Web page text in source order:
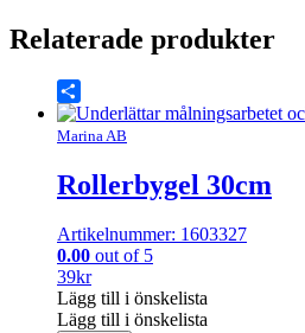
Relaterade produkter
Share
Marina AB
Rollerbygel 30cm
Artikelnummer: 1603327
0.00 out of 5
39kr
Lägg till i önskelista
Lägg till i önskelista